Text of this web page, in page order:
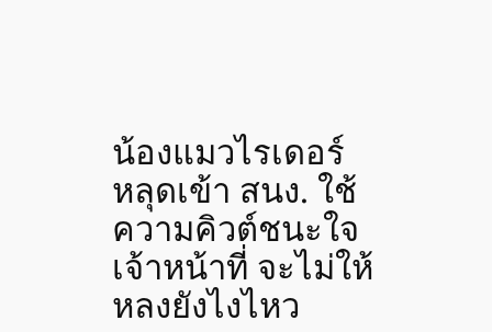
น้องแมวไรเดอร์
หลุดเข้า สนง. ใช้
ความคิวต์ชนะใจ
เจ้าหน้าที่ จะไม่ให้
หลงยังไงไหว